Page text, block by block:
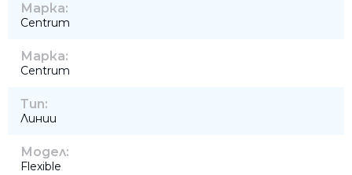
Марка:
Centrum
Марка:
Centrum
Тип:
Линии
Модел:
Flexible